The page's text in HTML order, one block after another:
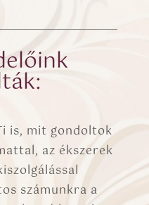
is, mit gondoltok
az ékszerek
számunkra a